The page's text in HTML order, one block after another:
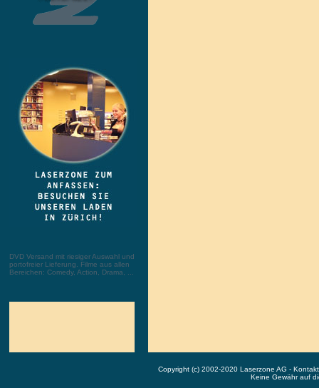
DVD Versand mit riesiger Auswahl und
portofreier Lieferung. Filme aus allen
Bereichen: Comedy, Action, Drama, ...
Copyright (c) 2002-2020 Laserzone AG -
Keine Gewähr auf